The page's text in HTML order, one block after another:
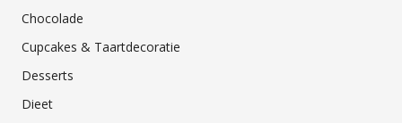
Chocolade
Cupcakes & Taartdecoratie
Desserts
Dieet